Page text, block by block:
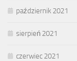
październik 2021
sierpień 2021
czerwiec 2021